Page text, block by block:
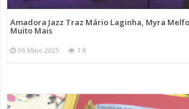
Amadora Jazz Traz Mário Laginha, Myra
Muito Mais
06 Maio 2025 1 K